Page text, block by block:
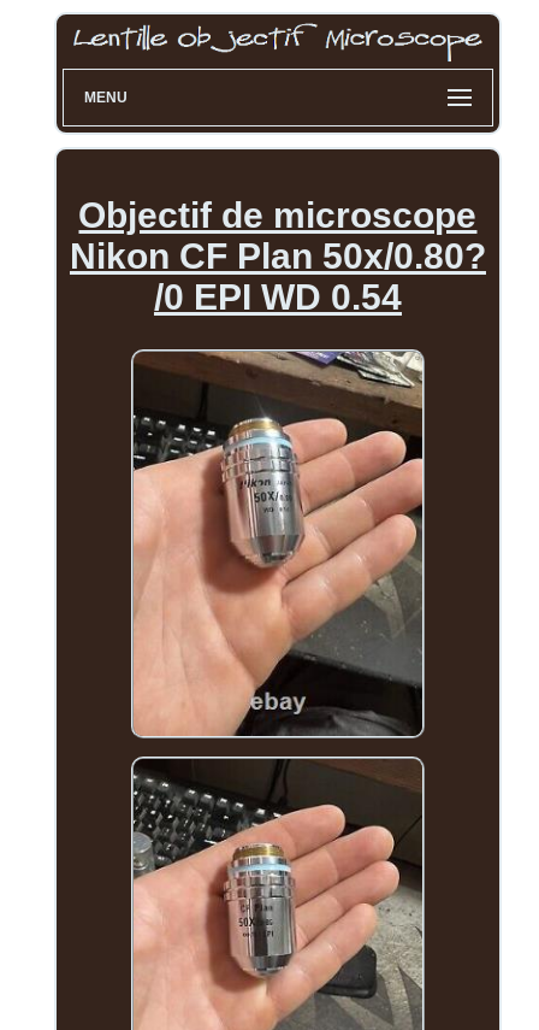
MENU
Objectif de microscope
Nikon CF Plan 50x/0.80?
/0 EPI WD 0.54